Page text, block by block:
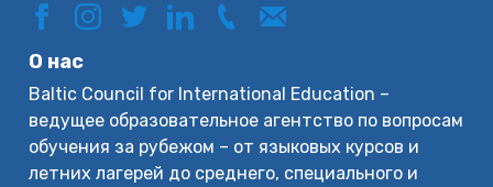
О нас
Baltic Council for International Education –
ведущее образовательное агентство по вопросам
обучения за рубежом – от языковых курсов и
летних лагерей до среднего, специального и